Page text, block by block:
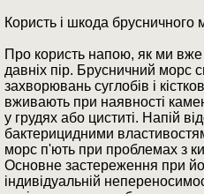
Користь і шкода брусничного
Про користь напою, як ми вже
давніх пір. Брусничний морс
захворювань суглобів і
вживають при наявності
у грудях або циститі. Напій
бактерицидними
морс п'ють при проблемах з
Основне застереження при
індивідуальній